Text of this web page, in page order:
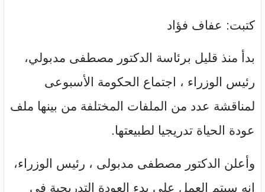
كتبت: عفاف فؤاد
بدأ منذ قليل برئاسة الدكتور مصطفى مدبولي،
رئيس الوزراء ، اجتماع الحكومة الأسبوعى
لمناقشة عدد من الملفات المختلفة من بينها ملف
عودة الحياة تدريجيا لطبيعتها.
وأعلن الدكتور مصطفى مدبولى ، رئيس الوزراء،
إنه سيتم العمل على بدء العودة التدريجية فى